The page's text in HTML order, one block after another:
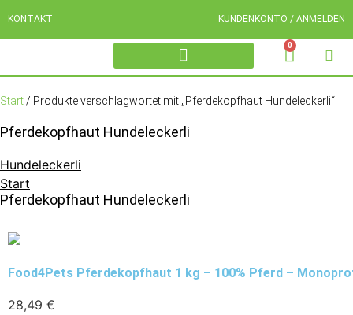
KONTAKT KUNDENKONTO / ANMELDEN
0
Start / Produkte verschlagwortet mit „Pferdekopfhaut Hundeleckerli“
Pferdekopfhaut Hundeleckerli
Hundeleckerli
Start
Pferdekopfhaut Hundeleckerli
Food4Pets Pferdekopfhaut 1 kg – 100% Pferd –
28,49 €